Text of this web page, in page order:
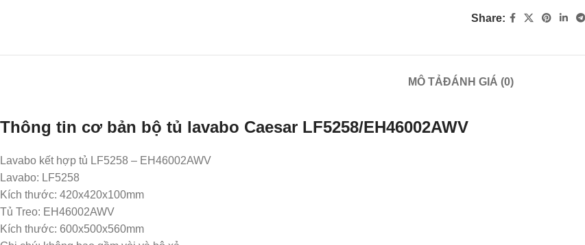
Share:
MÔ TẢĐÁNH GIÁ (0)
Thông tin cơ bản bộ tủ lavabo Caesar LF5258/EH46002AWV
Lavabo kết hợp tủ LF5258 – EH46002AWV
Lavabo: LF5258
Kích thước: 420x420x100mm
Tủ Treo: EH46002AWV
Kích thước: 600x500x560mm